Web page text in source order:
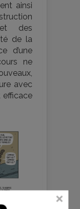
ainsi
des
de la
d’une
ne
avec
efficace